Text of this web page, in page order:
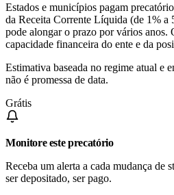
Estados e municípios pagam
da Receita Corrente Líquida (de 1% a
pode alongar o prazo por vários anos.
capacidade financeira do ente e da
Estimativa baseada no regime atual
não é promessa de data.
Grátis
Monitore este precatório
Receba um alerta a cada mudança de
ser depositado, ser pago.